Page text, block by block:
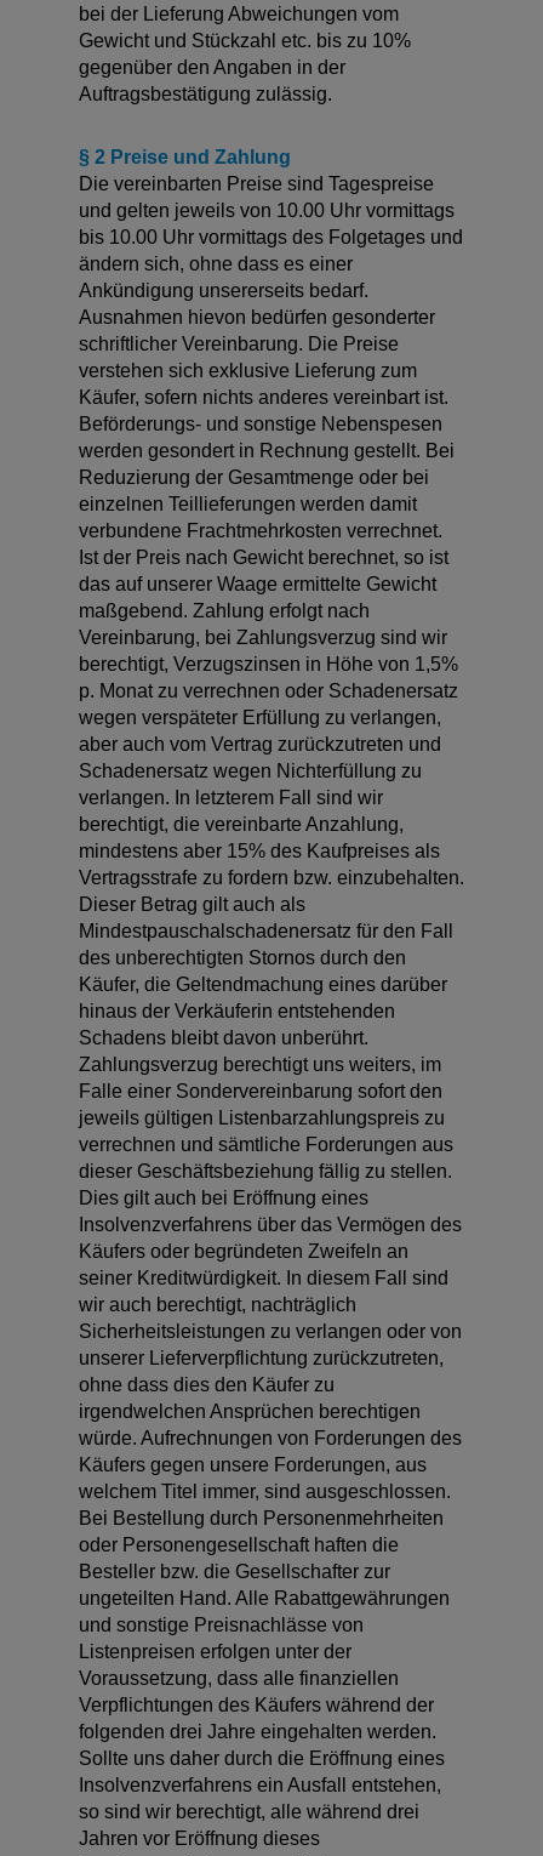
bei der Lieferung Abweichungen vom
Gewicht und Stückzahl etc. bis zu 10%
gegenüber den Angaben in der
Auftragsbestätigung zulässig.
§ 2 Preise und Zahlung
Die vereinbarten Preise sind Tagespreise
und gelten jeweils von 10.00 Uhr vormittags
bis 10.00 Uhr vormittags des Folgetages und
ändern sich, ohne dass es einer
Ankündigung unsererseits bedarf.
Ausnahmen hievon bedürfen gesonderter
schriftlicher Vereinbarung. Die Preise
verstehen sich exklusive Lieferung zum
Käufer, sofern nichts anderes vereinbart ist.
Beförderungs- und sonstige Nebenspesen
werden gesondert in Rechnung gestellt. Bei
Reduzierung der Gesamtmenge oder bei
einzelnen Teillieferungen werden damit
verbundene Frachtmehrkosten verrechnet.
Ist der Preis nach Gewicht berechnet, so ist
das auf unserer Waage ermittelte Gewicht
maßgebend. Zahlung erfolgt nach
Vereinbarung, bei Zahlungsverzug sind wir
berechtigt, Verzugszinsen in Höhe von 1,5%
p. Monat zu verrechnen oder Schadenersatz
wegen verspäteter Erfüllung zu verlangen,
aber auch vom Vertrag zurückzutreten und
Schadenersatz wegen Nichterfüllung zu
verlangen. In letzterem Fall sind wir
berechtigt, die vereinbarte Anzahlung,
mindestens aber 15% des Kaufpreises als
Vertragsstrafe zu fordern bzw. einzubehalten.
Dieser Betrag gilt auch als
Mindestpauschalschadenersatz für den Fall
des unberechtigten Stornos durch den
Käufer, die Geltendmachung eines darüber
hinaus der Verkäuferin entstehenden
Schadens bleibt davon unberührt.
Zahlungsverzug berechtigt uns weiters, im
Falle einer Sondervereinbarung sofort den
jeweils gültigen Listenbarzahlungspreis zu
verrechnen und sämtliche Forderungen aus
dieser Geschäftsbeziehung fällig zu stellen.
Dies gilt auch bei Eröffnung eines
Insolvenzverfahrens über das Vermögen des
Käufers oder begründeten Zweifeln an
seiner Kreditwürdigkeit. In diesem Fall sind
wir auch berechtigt, nachträglich
Sicherheitsleistungen zu verlangen oder von
unserer Lieferverpflichtung zurückzutreten,
ohne dass dies den Käufer zu
irgendwelchen Ansprüchen berechtigen
würde. Aufrechnungen von Forderungen des
Käufers gegen unsere Forderungen, aus
welchem Titel immer, sind ausgeschlossen.
Bei Bestellung durch Personenmehrheiten
oder Personengesellschaft haften die
Besteller bzw. die Gesellschafter zur
ungeteilten Hand. Alle Rabattgewährungen
und sonstige Preisnachlässe von
Listenpreisen erfolgen unter der
Voraussetzung, dass alle finanziellen
Verpflichtungen des Käufers während der
folgenden drei Jahre eingehalten werden.
Sollte uns daher durch die Eröffnung eines
Insolvenzverfahrens ein Ausfall entstehen,
so sind wir berechtigt, alle während drei
Jahren vor Eröffnung dieses